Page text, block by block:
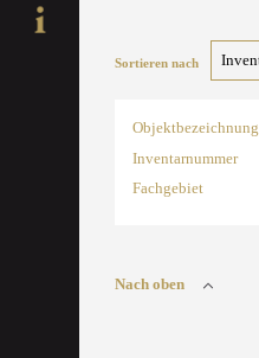
Sortieren nach
Objektbezeichnung
Inventarnummer
Fachgebiet
Nach oben